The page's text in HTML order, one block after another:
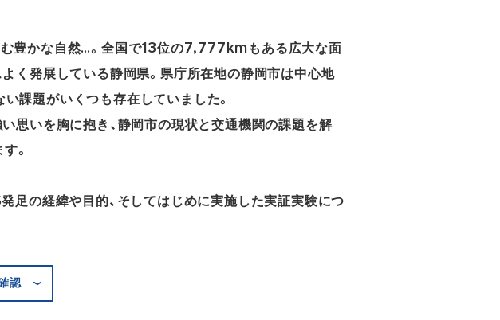
む豊かな自然…。全国で13位の7,777kmもある広大な面
よく発展している静岡県。県庁所在地の静岡市は中心地
課題がいくつも存在していました。
思いを胸に抱き、静岡市の現状と交通機関の課題を解
。
足の経緯や目的、そしてはじめに実施した実証実験につ
認